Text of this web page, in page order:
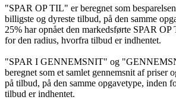
"SPAR OP TIL" er beregnet som
billigste og dyreste tilbud, på den samme
25% har opnået den markedsførte SPAR OP
for den radius, hvorfra tilbud er indhentet.
"SPAR I GENNEMSNIT" og
beregnet som et samlet gennemsnit af priser
på tilbud, på den samme opgavetype, inden
tilbud er indhentet.